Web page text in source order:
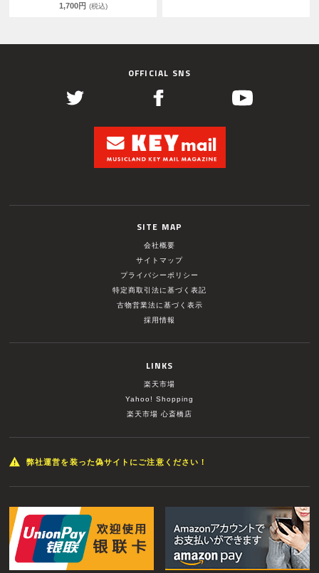
1,700円 (税込)
OFFICIAL SNS
SITE MAP
会社概要
サイトマップ
プライバシーポリシー
特定商取引法に基づく表記
古物営業法に基づく表示
採用情報
LINKS
楽天市場
Yahoo! Shopping
楽天市場 心斎橋店
弊社運営を装った偽サイトにご注意ください！